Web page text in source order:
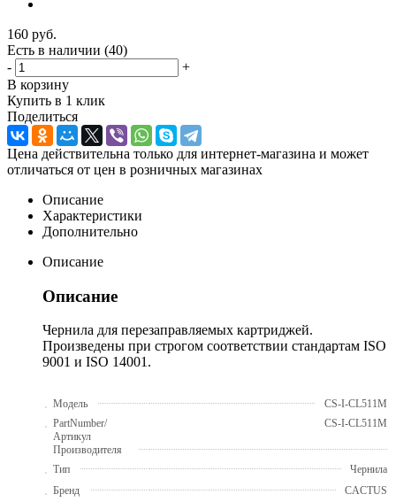
160 руб.
Есть в наличии (40)
-
+
В корзину
Купить в 1 клик
Поделиться
Цена действительна только для интернет-магазина и может
отличаться от цен в розничных магазинах
Описание
Характеристики
Дополнительно
Описание
Описание
Чернила для перезаправляемых картриджей.
Произведены при строгом соответствии стандартам ISO
9001 и ISO 14001.
Модель
CS-I-CL511M
PartNumber/
Артикул
Производителя
CS-I-CL511M
Тип
Чернила
Бренд
CACTUS